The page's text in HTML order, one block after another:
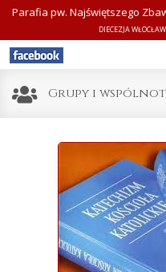
Parafia pw. Najświętszego
DIECEZJA
Grupy i